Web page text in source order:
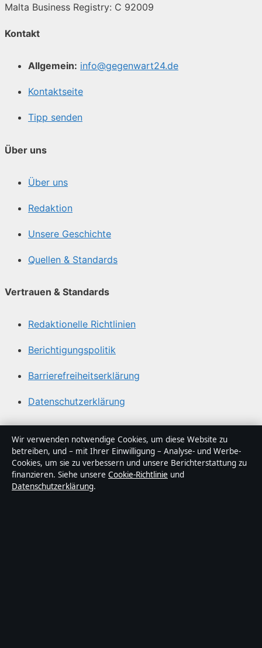
Malta Business Registry: C 92009
Kontakt
Allgemein: info@gegenwart24.de
Kontaktseite
Tipp senden
Über uns
Über uns
Redaktion
Unsere Geschichte
Quellen & Standards
Vertrauen & Standards
Redaktionelle Richtlinien
Berichtigungspolitik
Barrierefreiheitserklärung
Datenschutzerklärung
Über Gegenwart24 in Kürze
Gegenwart24 ist ein unabhängiger digitaler
Nachrichtenanbieter mit Fokus auf Politik, Wirtschaft,
Technik und Gesellschaft in Deutschland. Jeder Artikel
Wir verwenden notwendige Cookies, um diese Website zu
betreiben, und – mit Ihrer Einwilligung – Analyse- und Werbe-
Cookies, um sie zu verbessern und unsere Berichterstattung zu
finanzieren. Siehe unsere Cookie-Richtlinie und
Datenschutzerklärung.